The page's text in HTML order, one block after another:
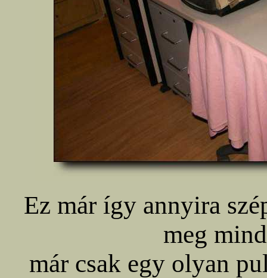
Ez már így annyira
meg
már csak egy olyan